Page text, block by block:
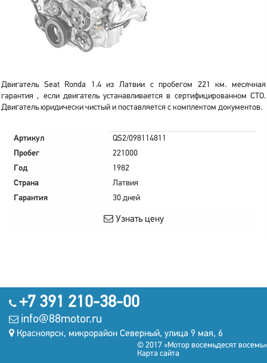
Двигатель Seat Ronda 1.4 из Латвии с пробегом 221 км. месячная
гарантия , если двигатель устанавливается в сертифицированном СТО.
Двигатель юридически чистый и поставляется с комплектом документов.
Артикул
QS2/098114811
Пробег
221000
Год
1982
Страна
Латвия
Гарантия
30 дней
Узнать цену
+7 391 210-38-00
info@88motor.ru
Красноярск, микрорайон Северный, улица 9 мая, 6
© 2017 «Мотор восемьдесят восемь»
Карта сайта